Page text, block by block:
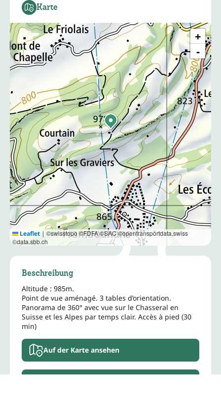
Karte
+
−
Leaflet | ©swisstopo ©FDFA ©SAC ©opentransportdata.swiss
©data.sbb.ch
Beschreibung
Altitude : 985m.
Point de vue aménagé. 3 tables d’orientation.
Panorama de 360° avec vue sur le Chasseral en
Suisse et les Alpes par temps clair. Accès à pied (30
min)
Auf der Karte ansehen